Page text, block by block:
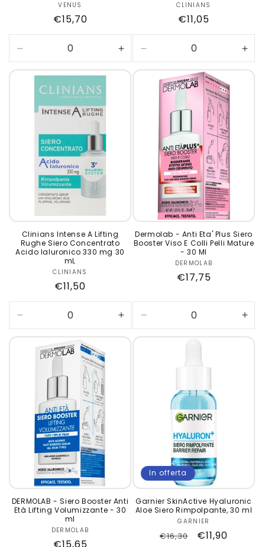
Produttore:
VENUS
Prezzo
di
listino
€15,70
quantità
per
Default
Aumenta
quantità
per
Produttore:
CLINIANS
Prezzo
di
listino
€11,05
quantità
Default
per
Clinians Intense A Lifting
Rughe Siero Concentrato
Acido Ialuronico 330 mg 30
mL
Produttore:
CLINIANS
Prezzo
di
listino
€11,50
quantità
Default
Aumenta
quantità
per
Dermolab - Anti Eta' Plus Siero
Booster Viso E Colli Pelli Mature
- 30 Ml
Produttore:
DERMOLAB
Prezzo
listino
€17,75
quantità
per
DERMOLAB - Siero Booster Anti
Età Lifting Volumizzante - 30
ml
Produttore:
DERMOLAB
Prezzo
€15,65
In offerta
Garnier SkinActive Hyaluronic
Aloe Siero Rimpolpante, 30 ml
Produttore:
GARNIER
Prezzo
€16,30
Prezzo
€11,90